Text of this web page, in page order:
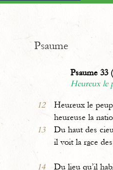
Psaume
Psaume 33
Heureux le
12 Heureux le
heureuse la
13
Du haut des
il voit la race
14 Du lieu qu’il hab